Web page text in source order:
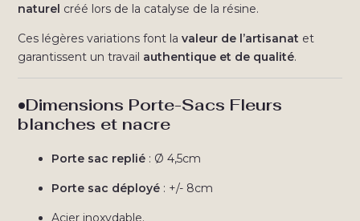
naturel créé lors de la catalyse de la résine.
Ces légères variations font la valeur de l’artisanat et
garantissent un travail authentique et de qualité.
•Dimensions Porte-Sacs Fleurs
blanches et nacre
Porte sac replié: Ø 4,5cm
Porte sac déployé: +/- 8cm
Acier inoxydable.